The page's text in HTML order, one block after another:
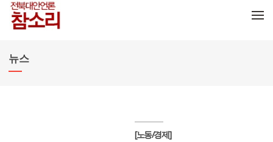
뉴스
[노동/경제]